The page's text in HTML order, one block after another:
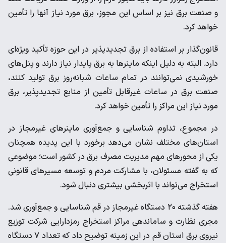
و صنعت برق نیز بر اساس این مجوز، برق مورد نیاز آنها را تأمین
خواهد کرد.
قانون‌گذار بر استفاده از برق تجدیدپذیر در این حوزه تأکید ویژه‌ای
دارد. البته به دلیل اینکه ماینرها به برق پایدار نیاز دارند و پنل‌های
خورشیدی نمی‌توانند در تمام ساعات شبانه‌روز برق تولید کنند،
صنعت برق در ساعات غیرقابل تأمین از منابع تجدیدپذیر، برق
مورد نیاز این مراکز را تأمین خواهد کرد.
در مجموع، تداوم شناسایی و جمع‌آوری ماینرهای غیرمجاز در
استان‌های مختلف نشان می‌دهد برخورد با این پدیده همچنان
یکی از محورهای مهم مدیریت مصرف برق در کشور است؛ موضوعی
که به گفته مسئولان، با مشارکت مردم و توسعه مسیرهای قانونی
استخراج می‌تواند با اثربخشی بیشتری دنبال شود.
هفته گذشته ۲۰ دستگاه غیرمجاز در قم شناسایی و جمع‌آوری شد.
مجری نظارت و ساماندهی مراکز استخراج رمزدارایی شرکت توزیع
نیروی برق استان قم در این زمینه توضیح داد که تعداد ۷ دستگاه